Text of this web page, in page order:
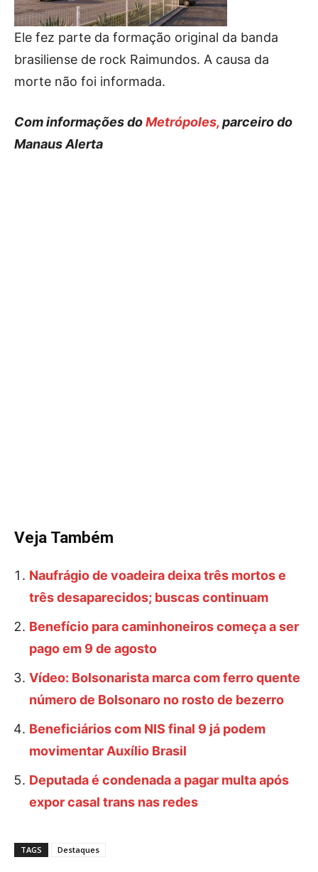
Ele fez parte da formação original da banda
brasiliense de rock Raimundos. A causa da
morte não foi informada.
Com informações doMetrópoles,parceiro do
Manaus Alerta
Veja Também
Naufrágio de voadeira deixa três mortos e
três desaparecidos; buscas continuam
Benefício para caminhoneiros começa a ser
pago em 9 de agosto
Vídeo: Bolsonarista marca com ferro quente
número de Bolsonaro no rosto de bezerro
Beneficiários com NIS final 9 já podem
movimentar Auxílio Brasil
Deputada é condenada a pagar multa após
expor casal trans nas redes
TAGS Destaques